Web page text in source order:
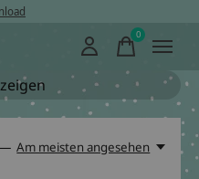
0items
— Am meisten angesehen